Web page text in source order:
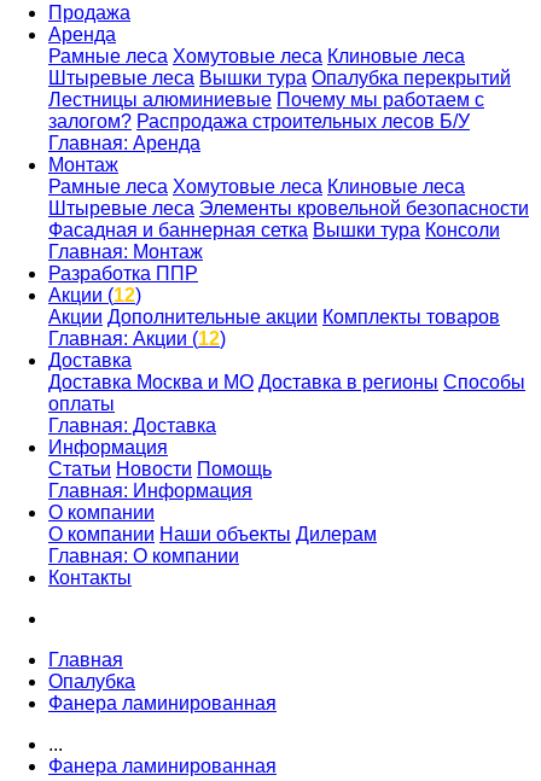
Продажа
Аренда
Рамные леса Хомутовые леса Клиновые леса
Штыревые леса Вышки тура Опалубка перекрытий
Лестницы алюминиевые Почему мы работаем с
залогом? Распродажа строительных лесов Б/У
Главная: Аренда
Монтаж
Рамные леса Хомутовые леса Клиновые леса
Штыревые леса Элементы кровельной безопасности
Фасадная и баннерная сетка Вышки тура Консоли
Главная: Монтаж
Разработка ППР
Акции (12)
Акции Дополнительные акции Комплекты товаров
Главная: Акции (12)
Доставка
Доставка Москва и МО Доставка в регионы Способы
оплаты
Главная: Доставка
Информация
Статьи Новости Помощь
Главная: Информация
О компании
О компании Наши объекты Дилерам
Главная: О компании
Контакты
Главная
Опалубка
Фанера ламинированная
...
Фанера ламинированная